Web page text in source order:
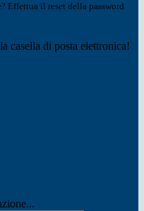
Effettua il reset della password
casella di posta elettronica!